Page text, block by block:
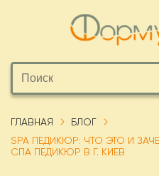
ГЛАВНАЯ
БЛОГ
SPA ПЕДИКЮР: ЧТО ЭТО И
СПА ПЕДИКЮР В Г. КИЕВ